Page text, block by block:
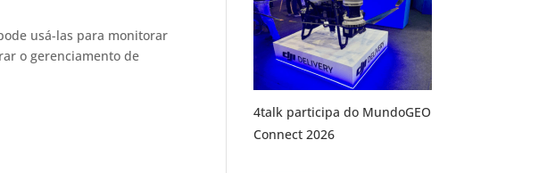
usá-las para monitorar
o gerenciamento de
4talk participa do MundoGEO
Connect 2026